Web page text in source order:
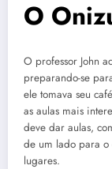
O
O professor John
preparando-se
ele tomava seu
as aulas mais
deve dar aulas,
de um lado para o
lugares.